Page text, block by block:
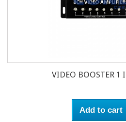
VIDEO BOOSTER 1
Add to cart